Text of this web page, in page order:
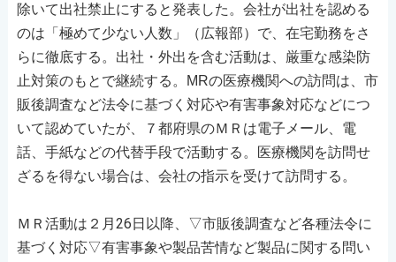
除いて出社禁止にすると発表した。会社が出社を認める
のは「極めて少ない人数」（広報部）で、 在宅勤務をさ
らに徹底する。出社・外出を含む活動は、 厳重な感染防
止対策のもとで継続する。
MRの医療機関への訪問は、 市
販後調査など法令に基づく対応や有害事象対応などにつ
いて認めていたが、７都府県のＭＲは電子メール、電
話、手紙などの代替手段で活動する。医療機関を訪問せ
ざるを得ない場合は、会社の指示を受けて訪問する。
ＭＲ活動は２月26日以降、▽市販後調査など各種法令に
基づく対応▽有害事象や製品苦情など製品に関する問い